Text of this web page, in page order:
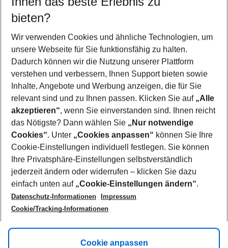
11.08.26– 09.08.27 5-8 Nächte
2 Erwachsene Keine Kinder
Mehr Filter anzeigen
Footer
Footer navigation
Über uns
AGB
Cookie-Einstellungen ändern
Cookie-Richtlinie
Datenschutz
Service & Hilfe
Barrierefreies Reisen
Check-in
Flugbeschränkungen
Folgen Sie uns
bieten?
Wir verwenden Cookies und ähnliche Technologien, um
unsere Webseite für Sie funktionsfähig zu halten.
Dadurch können wir die Nutzung unserer Plattform
verstehen und verbessern, Ihnen Support bieten sowie
Inhalte, Angebote und Werbung anzeigen, die für Sie
relevant sind und zu Ihnen passen. Klicken Sie auf „Alle
akzeptieren“, wenn Sie einverstanden sind. Ihnen reicht
das Nötigste? Dann wählen Sie „Nur notwendige
Cookies“. Unter „Cookies anpassen“ können Sie Ihre
Cookie-Einstellungen individuell festlegen. Sie können
Ihre Privatsphäre-Einstellungen selbstverständlich
jederzeit ändern oder widerrufen – klicken Sie dazu
einfach unten auf „Cookie-Einstellungen ändern“.
Datenschutz-Informationen
Impressum
Cookie/Tracking-Informationen
Cookie anpassen